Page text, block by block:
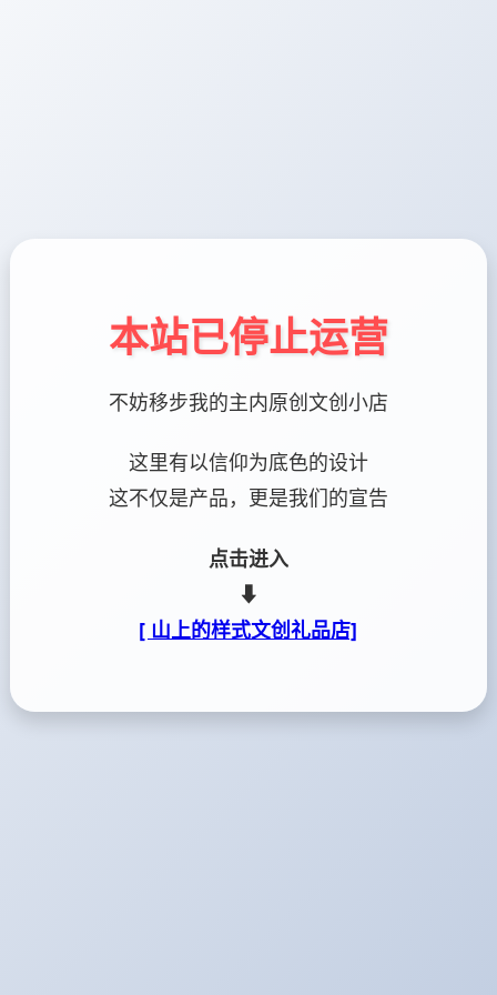
本站已停止运营
不妨移步我的主内原创文创小店
这里有以信仰为底色的设计
这不仅是产品，更是我们的宣告
点击进入
⬇
[ 山上的样式文创礼品店]